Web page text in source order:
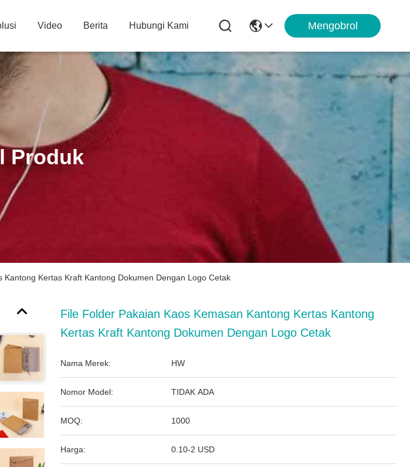
Video Berita Hubungi Kami Mengobrol
Produk
Kertas Kraft Kantong Dokumen Dengan Logo Cetak
File Folder Pakaian Kaos Kemasan Kantong Kertas Kantong
Kertas Kraft Kantong Dokumen Dengan Logo Cetak
Nama Merek: HW
Nomor Model: TIDAK ADA
MOQ: 1000
Harga: 0.10-2 USD